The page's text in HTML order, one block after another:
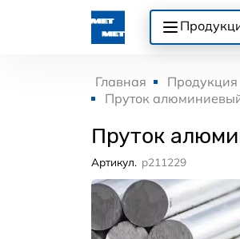
Главная Продукция
Пруток
Пруток
Артикул. p211229